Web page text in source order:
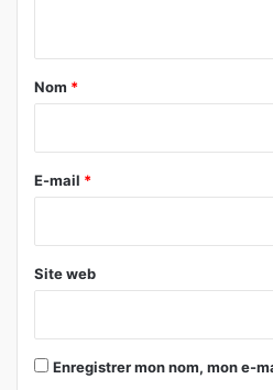
a
e
Nom *
E-mail *
Site web
Enregistrer mon nom, mon e-